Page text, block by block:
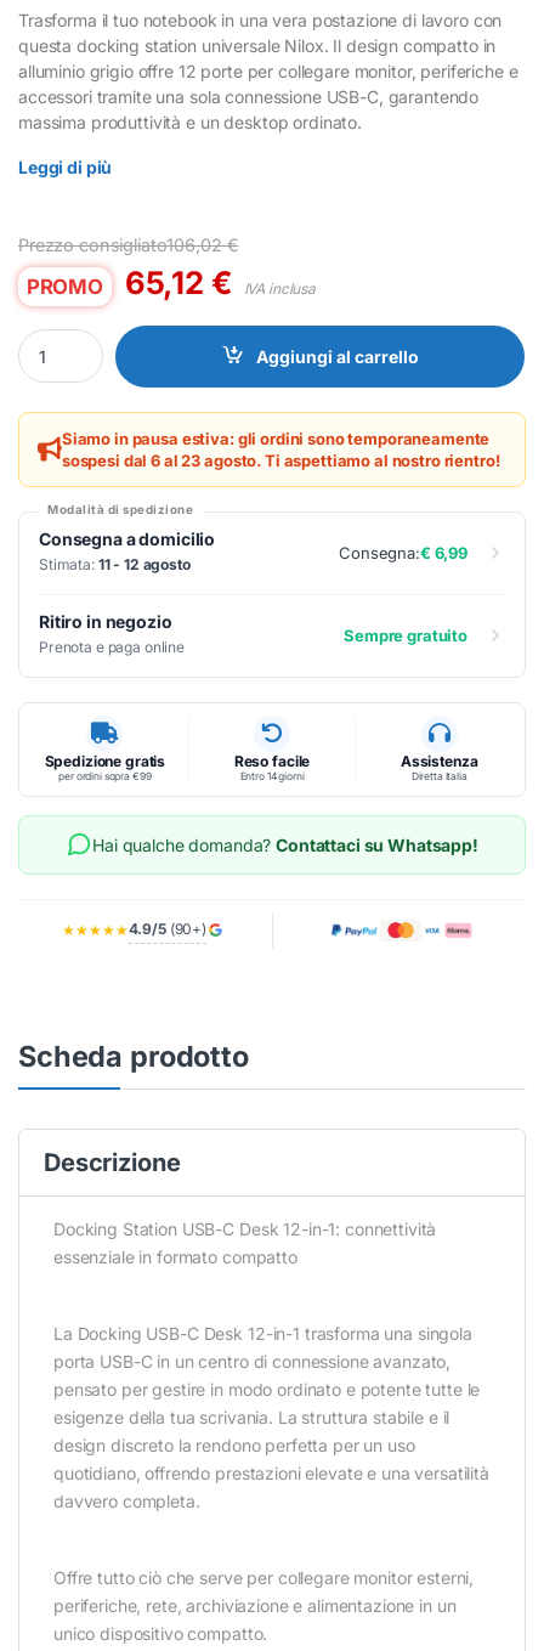
Trasforma il tuo notebook in una vera postazione di lavoro con
questa docking station universale Nilox. Il design compatto in
alluminio grigio offre 12 porte per collegare monitor, periferiche e
accessori tramite una sola connessione USB-C, garantendo
massima produttività e un desktop ordinato.
Leggi di più
Prezzo consigliato106,02€
PROMO 65,12 € IVA inclusa
Docking Station USB-C Nilox DOCKING DESK 12-in-1 Grigio
Aggiungi al carrello
Siamo in pausa estiva: gli ordini sono temporaneamente
sospesi dal 6 al 23 agosto. Ti aspettiamo al nostro rientro!
Modalità di spedizione
Consegna a domicilio
Stimata: 11 - 12 agosto
Consegna:€ 6,99
Ritiro in negozio
Prenota e paga online
Sempre gratuito
Spedizione gratis
per ordini sopra €99
Reso facile
Entro 14 giorni
Assistenza
Diretta Italia
Hai qualche domanda?Contattaci su Whatsapp!
★★★★★4.9/5(90+)
Scheda prodotto
Descrizione
Docking Station USB-C Desk 12-in-1: connettività
essenziale in formato compatto
La Docking USB-C Desk 12-in-1 trasforma una singola
porta USB-C in un centro di connessione avanzato,
pensato per gestire in modo ordinato e potente tutte le
esigenze della tua scrivania. La struttura stabile e il
design discreto la rendono perfetta per un uso
quotidiano, offrendo prestazioni elevate e una versatilità
davvero completa.
Offre tutto ciò che serve per collegare monitor esterni,
periferiche, rete, archiviazione e alimentazione in un
unico dispositivo compatto.